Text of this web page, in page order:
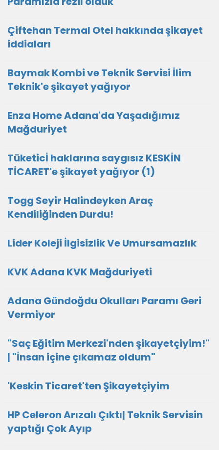
Çiftehan Termal Otel hakkında şikayet
iddiaları
Baymak Kombi ve Teknik Servisi İlim
Teknik'e şikayet yağıyor
Enza Home Adana'da Yaşadığımız
Mağduriyet
Tüketicİ haklarına saygısız KESKİN
TİCARET'e şikayet yağıyor (1)
Togg Seyir Halindeyken Araç
Kendiliğinden Durdu!
Lider Koleji İlgisizlik Ve Umursamazlık
KVK Adana KVK Mağduriyeti
Adana Gündoğdu Okulları Paramı Geri
Vermiyor
"Saç Eğitim Merkezi'nden şikayetçiyim!"
| "İnsan içine çıkamaz oldum"
'Keskin Ticaret'ten Şikayetçiyim
HP Celeron Arızalı Çıktı| Teknik Servisin
yaptığı Çok Ayıp